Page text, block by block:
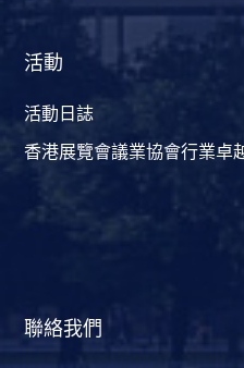
活動
活動日誌
香港展覽會議業協會行業卓
聯絡我們